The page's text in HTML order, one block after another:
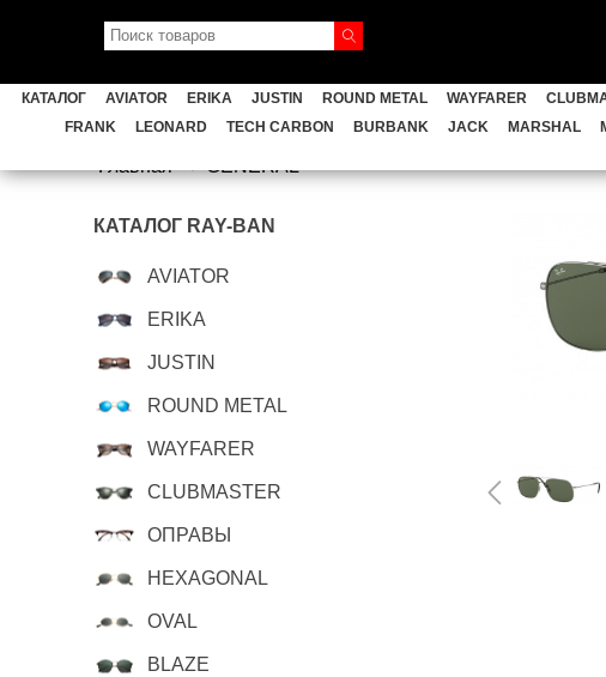
КАТАЛОГ AVIATOR ERIKA JUSTIN ROUND METAL WAYFARER
FRANK
LEONARD TECH CARBON BURBANK JACK MARSHAL
AVIATOR ERIKA JUSTIN
GENERAL FERRARI CARAVAN
Главная GENERAL
КАТАЛОГ RAY-BAN
AVIATOR
ERIKA
JUSTIN
ROUND METAL
WAYFARER
CLUBMASTER
ОПРАВЫ
HEXAGONAL
OVAL
BLAZE